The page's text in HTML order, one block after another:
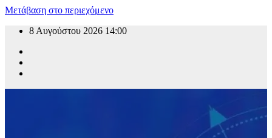
Μετάβαση στο περιεχόμενο
8 Αυγούστου 2026 14:00